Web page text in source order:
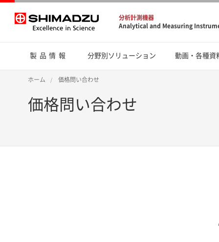
分析計測機器
Analytical and Measuring
製品情報 分野別ソリューション 動画・各種資
ホーム 価格問い合わせ
価格問い合わせ